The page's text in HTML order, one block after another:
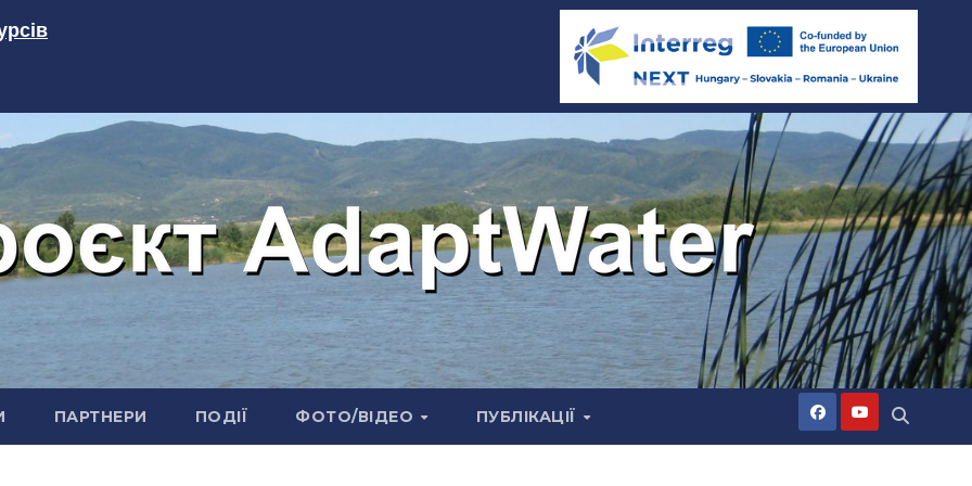
ПАРТНЕРИ ПОДІЇ ФОТО/ВІДЕО ПУБЛІКАЦІЇ